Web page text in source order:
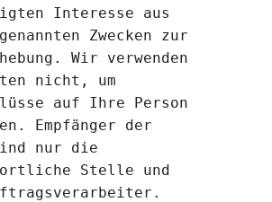
Interesse aus
Zwecken zur
Wir verwenden
nicht, um
auf Ihre Person
Empfänger der
nur die
Stelle und